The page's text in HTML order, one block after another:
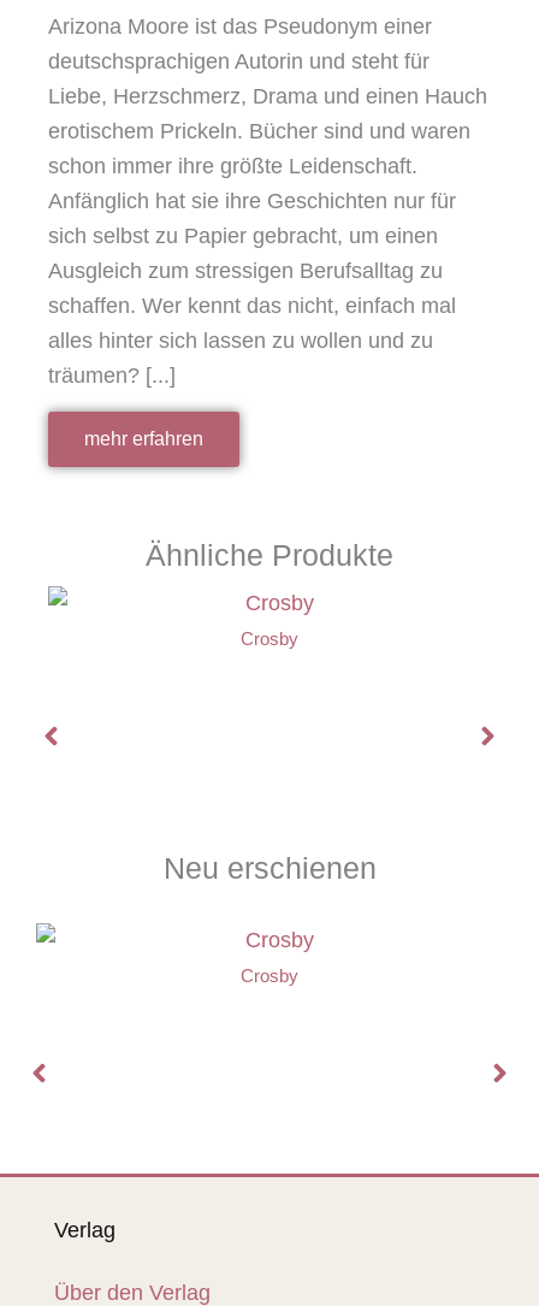
Arizona Moore ist das Pseudonym einer
deutschsprachigen Autorin und steht für
Liebe, Herzschmerz, Drama und einen Hauch
erotischem Prickeln. Bücher sind und waren
schon immer ihre größte Leidenschaft.
Anfänglich hat sie ihre Geschichten nur für
sich selbst zu Papier gebracht, um einen
Ausgleich zum stressigen Berufsalltag zu
schaffen. Wer kennt das nicht, einfach mal
alles hinter sich lassen zu wollen und zu
träumen? [...]
mehr erfahren
Ähnliche Produkte
Crosby
Neu erschienen
Crosby
Verlag
Über den Verlag